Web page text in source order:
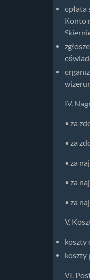
opłata
Konto
IV.
• za
• za
• za
• za
• za
V.
koszty
koszty
VI.